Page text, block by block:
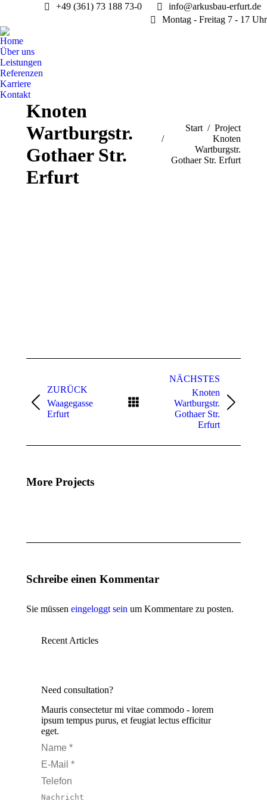
+49 (361) 73 188 73-0
info@arkusbau-erfurt.de
Montag - Freitag 7 - 17 Uhr
Home
Über uns
Leistungen
Referenzen
Karriere
Kontakt
Knoten
Wartburgstr.
Gothaer Str.
Erfurt
Sie befinden sich hier:
Start
Project
Knoten
Wartburgstr.
Gothaer Str. Erfurt
navigation
ZURÜCK
Previous
project:
Waagegasse
Erfurt
NÄCHSTES
Next
project:
Knoten
Wartburgstr.
Gothaer Str.
Erfurt
More Projects
Schreibe einen Kommentar
Sie müssen eingeloggt sein um Kommentare zu posten.
Recent Articles
Need consultation?
Mauris consectetur mi vitae commodo - lorem
ipsum tempus purus, et feugiat lectus efficitur
eget.
Name *
E-Mail *
Telefon
Nachricht